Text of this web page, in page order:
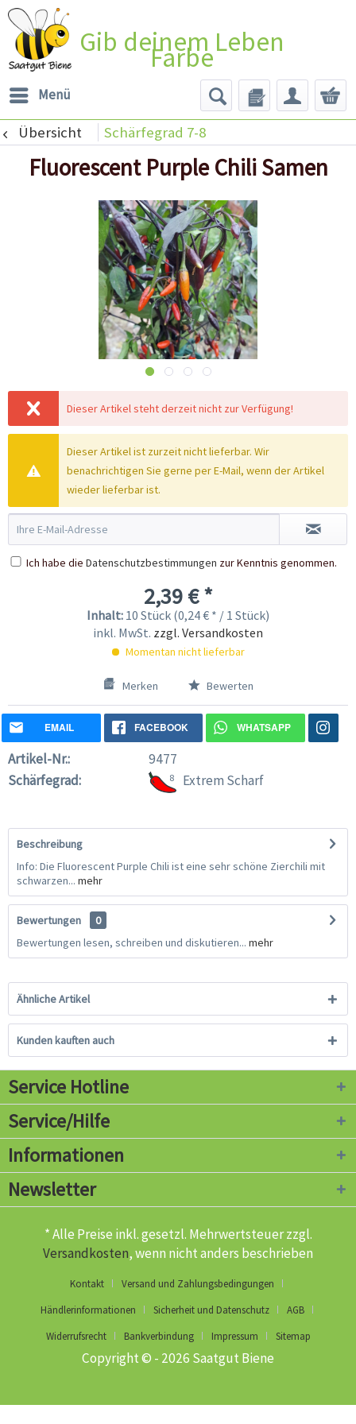
Gib deinem Leben
Farbe
Menü
Übersicht Schärfegrad 7-8
Fluorescent Purple Chili Samen
Dieser Artikel steht derzeit nicht zur Verfügung!
Dieser Artikel ist zurzeit nicht lieferbar. Wir
benachrichtigen Sie gerne per E-Mail, wenn der Artikel
wieder lieferbar ist.
Ich habe die Datenschutzbestimmungen zur Kenntnis genommen.
2,39 € *
Inhalt: 10 Stück (0,24 € * / 1 Stück)
inkl. MwSt. zzgl. Versandkosten
Momentan nicht lieferbar
Merken Bewerten
EMAIL FACEBOOK WHATSAPP
Artikel-Nr.:
9477
Schärfegrad:
8 Extrem Scharf
Beschreibung
Info: Die Fluorescent Purple Chili ist eine sehr schöne Zierchili mit
schwarzen... mehr
Bewertungen
0
Bewertungen lesen, schreiben und diskutieren... mehr
Ähnliche Artikel
Kunden kauften auch
Service Hotline
Service/Hilfe
Informationen
Newsletter
* Alle Preise inkl. gesetzl. Mehrwertsteuer zzgl.
Versandkosten, wenn nicht anders beschrieben
Kontakt
Versand und Zahlungsbedingungen
Händlerinformationen
Sicherheit und Datenschutz
AGB
Widerrufsrecht
Bankverbindung Impressum Sitemap
Copyright © - 2026 Saatgut Biene